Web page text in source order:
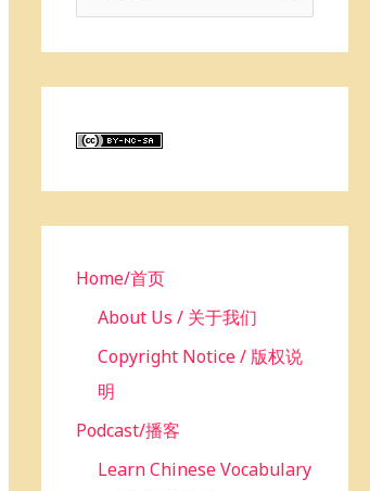
c
r
Home/首页
About Us / 关于我们
Copyright Notice / 版权说
明
Podcast/播客
Learn Chinese Vocabulary